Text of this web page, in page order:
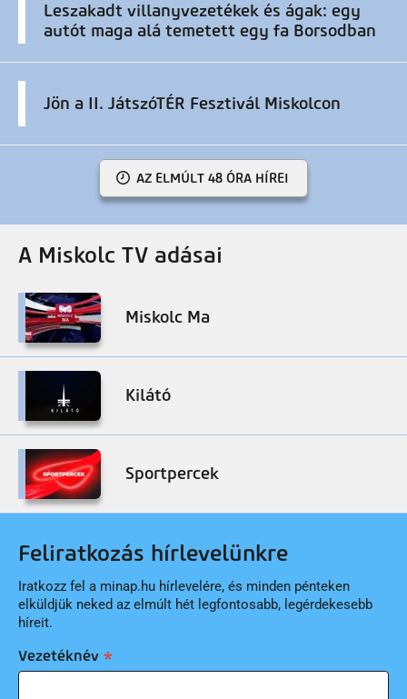
Leszakadt villanyvezetékek és ágak: egy
autót maga alá temetett egy fa Borsodban
Jön a II. JátszóTÉR Fesztivál Miskolcon
AZ ELMÚLT 48 ÓRA HÍREI
A Miskolc TV adásai
Miskolc Ma
Kilátó
Sportpercek
Feliratkozás hírlevelünkre
Iratkozz fel a minap.hu hírlevelére, és minden pénteken
elküldjük neked az elmúlt hét legfontosabb, legérdekesebb
híreit.
Vezetéknév